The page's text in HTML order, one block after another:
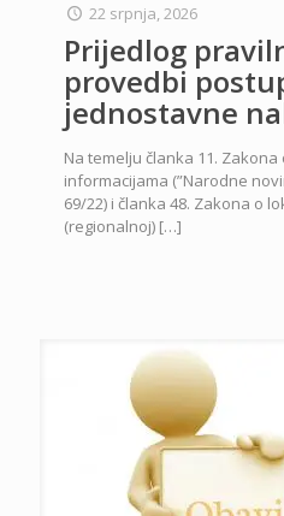
22 srpnja, 2026
Prijedlog
provedbi
jednostavne
Na temelju članka 11.
informacijama (”Narodne
69/22) i članka 48. Zakona o
(regionalnoj) […]